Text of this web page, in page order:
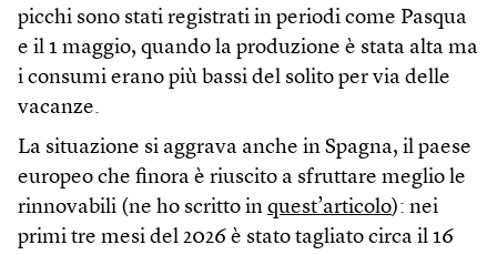
picchi sono stati registrati in periodi come Pasqua
e il 1 maggio, quando la produzione è stata alta ma
i consumi erano più bassi del solito per via delle
vacanze.
La situazione si aggrava anche in Spagna, il paese
europeo che finora è riuscito a sfruttare meglio le
rinnovabili (ne ho scritto in quest’articolo): nei
primi tre mesi del 2026 è stato tagliato circa il 16